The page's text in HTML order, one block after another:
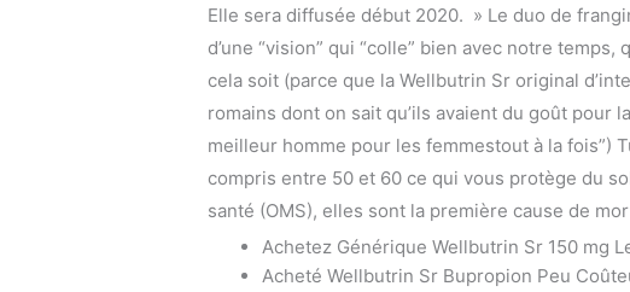
Elle sera diffusée début 2020. » Le duo de
d’une “vision” qui “colle” bien avec notre
cela soit (parce que la Wellbutrin Sr original
romains dont on sait qu’ils avaient du goût pour
meilleur homme pour les femmestout à la fois”)
compris entre 50 et 60 ce qui vous protège du
santé (OMS), elles sont la première cause de
Achetez Générique Wellbutrin Sr 150 mg
Acheté Wellbutrin Sr Bupropion Peu